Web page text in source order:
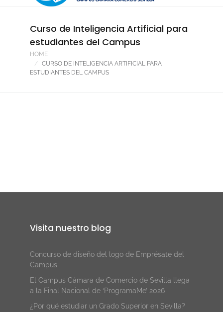
Curso de Inteligencia Artificial para
estudiantes del Campus
HOME
CURSO DE INTELIGENCIA ARTIFICIAL PARA
ESTUDIANTES DEL CAMPUS
Visita nuestro blog
Concurso de diseño del logo de Emprésate del
Campus
El Campus Cámara de Comercio de Sevilla llega
a la Final Nacional de ‘ProgramaMe’ 2026
¿Por qué estudiar un Grado Superior en Sevilla?